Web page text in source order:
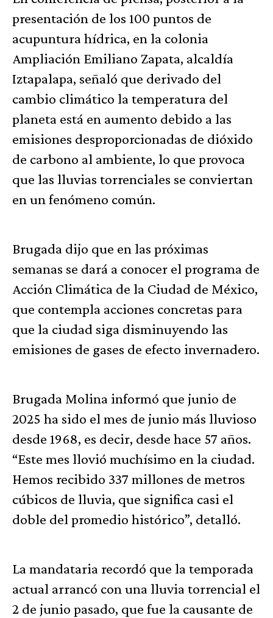
presentación de los 100 puntos de
acupuntura hídrica, en la colonia
Ampliación Emiliano Zapata, alcaldía
Iztapalapa, señaló que derivado del
cambio climático la temperatura del
planeta está en aumento debido a las
emisiones desproporcionadas de dióxido
de carbono al ambiente, lo que provoca
que las lluvias torrenciales se conviertan
en un fenómeno común.
Brugada dijo que en las próximas
semanas se dará a conocer el programa de
Acción Climática de la Ciudad de México,
que contempla acciones concretas para
que la ciudad siga disminuyendo las
emisiones de gases de efecto invernadero.
Brugada Molina informó que junio de
2025 ha sido el mes de junio más lluvioso
desde 1968, es decir, desde hace 57 años.
“Este mes llovió muchísimo en la ciudad.
Hemos recibido 337 millones de metros
cúbicos de lluvia, que significa casi el
doble del promedio histórico”, detalló.
La mandataria recordó que la temporada
actual arrancó con una lluvia torrencial el
2 de junio pasado, que fue la causante de